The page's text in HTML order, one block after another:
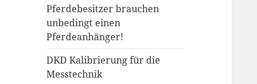
Pferdebesitzer brauchen
unbedingt einen
Pferdeanhänger!
DKD Kalibrierung für die
Messtechnik